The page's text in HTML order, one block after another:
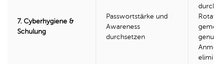
7. Cyberhygiene &
Schulung
Passwortstärke und
Awareness
durchsetzen